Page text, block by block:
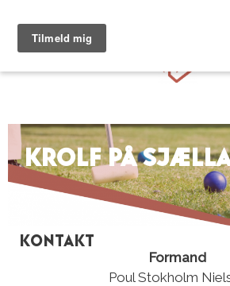
indhold
krolf på
Kontakt
Formand
Poul Stokholm